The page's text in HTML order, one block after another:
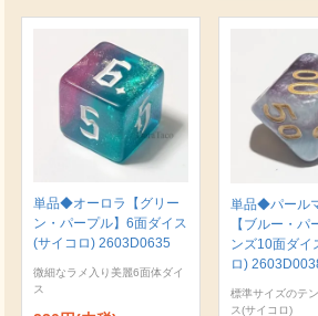
単品◆オーロラ【グリー
ン・パープル】6面ダイス
(サイコロ) 2603D0635
微細なラメ入り美麗6面体ダイ
ス
単品◆パール
【ブルー・パ
ンズ10面ダイ
ロ)
標準サイズのテ
ス(サイコロ)